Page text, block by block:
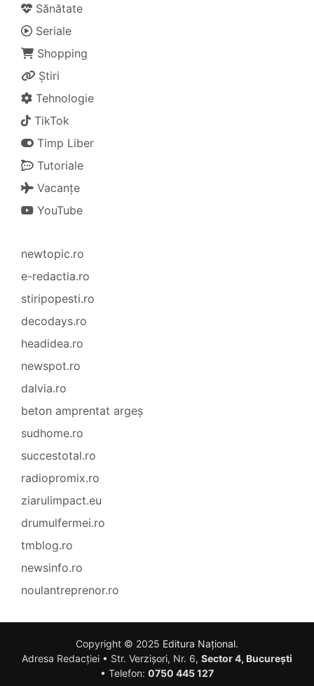
Sănătate
Seriale
Shopping
Știri
Tehnologie
TikTok
Timp Liber
Tutoriale
Vacanțe
YouTube
newtopic.ro
e-redactia.ro
stiripopesti.ro
decodays.ro
headidea.ro
newspot.ro
dalvia.ro
beton amprentat argeș
sudhome.ro
succestotal.ro
radiopromix.ro
ziarulimpact.eu
drumulfermei.ro
tmblog.ro
newsinfo.ro
noulantreprenor.ro
Copyright © 2025 Editura Național.
Adresa Redacției • Str. Verzișori, Nr. 6, Sector 4, București
• Telefon: 0750 445 127